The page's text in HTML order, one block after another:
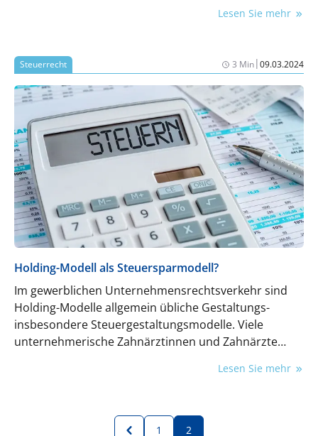
Lesen Sie mehr
Steuerrecht 3 Min|09.03.2024
Holding-Modell als Steuersparmodell?
Im gewerblichen Unternehmensrechtsverkehr sind
Holding-Modelle allgemein übliche Gestaltungs-
insbesondere Steuergestaltungsmodelle. Viele
unternehmerische Zahnärztinnen und Zahnärzte
Modelle auch in der Dentalbranche umgesetzt
Lesen Sie mehr
1 2